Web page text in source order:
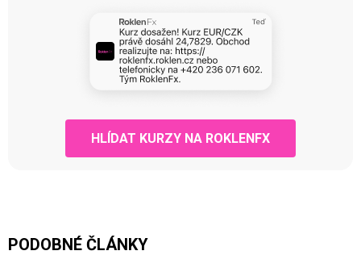
HLÍDAT KURZY NA ROKLENFX
PODOBNÉ ČLÁNKY